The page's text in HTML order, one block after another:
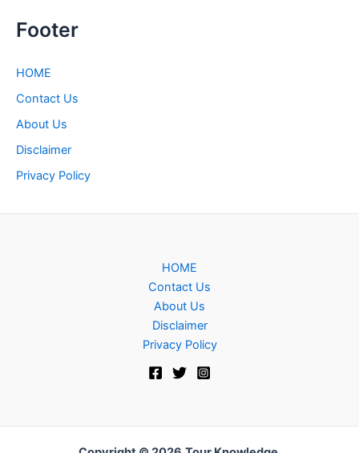
Footer
HOME
Contact Us
About Us
Disclaimer
Privacy Policy
HOME
Contact Us
About Us
Disclaimer
Privacy Policy